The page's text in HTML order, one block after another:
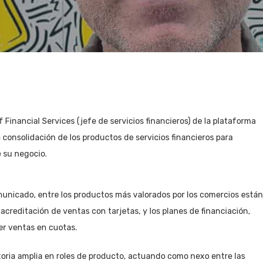
Financial Services (jefe de servicios financieros) de la plataforma
de los productos de servicios financieros para
su negocio.
entre los productos más valorados por los comercios están
de ventas con tarjetas, y los planes de financiación,
ventas en cuotas.
amplia en roles de producto, actuando como nexo entre las